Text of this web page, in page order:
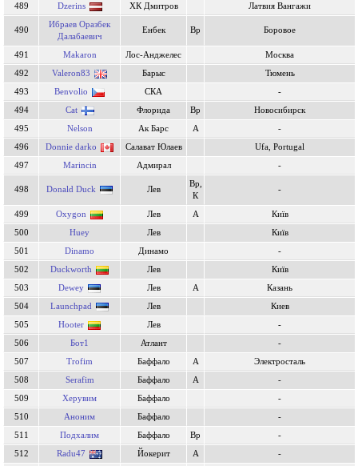
489
Dzerins ХК Дмитров Латвия Вангажи
490
Ибраев Оразбек
Далабаевич
Енбек Вр Боровое
491 Makaron Лос-Анджелес
Москва
492
Valeron83 Барыс
Тюмень
493
Benvolio СКА
-
494
Cat Флорида Вр
Новосибирск
495
Nelson Ак Барс А
-
496
Donnie darko Салават Юлаев
Ufa, Portugal
497
Marincin Адмирал -
498 Donald Duck Лев
Вр,
К
-
499 Oxygon Лев А
Київ
500
Huey Лев
Київ
501
Dinamo Динамо
-
502
Duckworth Лев
Київ
503
Dewey Лев А
Казань
504
Launchpad Лев
Киев
505
Hooter Лев
-
506
Бот1 Атлант
-
507
Trofim Баффало А
Электросталь
508
Serafim Баффало А
-
509
Херувим Баффало
-
510
Аноним Баффало
-
511
Подхалим Баффало Вр
-
512
Radu47 Йокерит А
-